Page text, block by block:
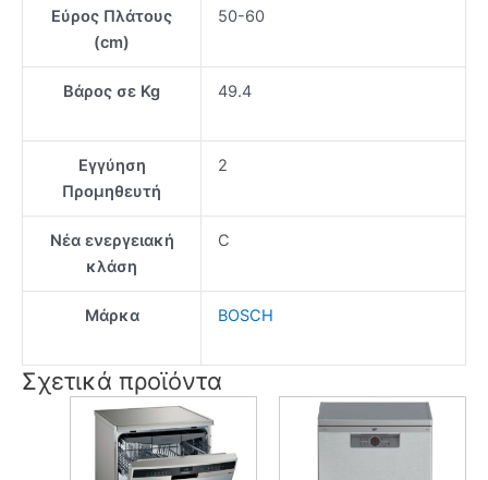
Εύρος Πλάτους
(cm)
50-60
Βάρος σε Kg 49.4
Εγγύηση
Προμηθευτή
2
Νέα ενεργειακή
κλάση
C
Μάρκα BOSCH
Σχετικά προϊόντα